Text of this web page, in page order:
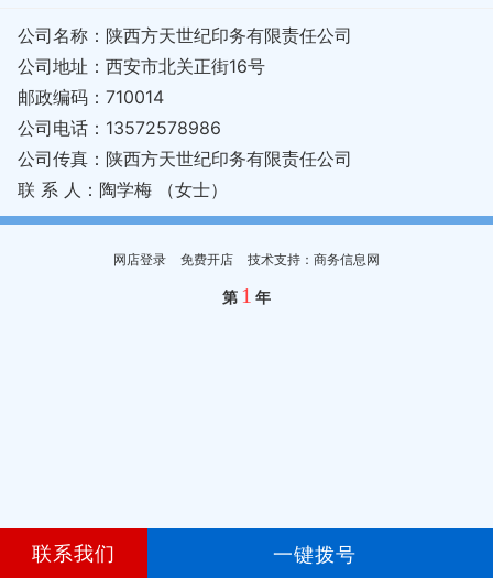
公司名称：陕西方天世纪印务有限责任公司
公司地址：西安市北关正街16号
邮政编码：710014
公司电话：13572578986
公司传真：陕西方天世纪印务有限责任公司
联 系 人：陶学梅 （女士）
网店登录 免费开店 技术支持：商务信息网
第 1 年
联系我们 一键拨号